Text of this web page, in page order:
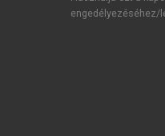
engedélyezéséhez/